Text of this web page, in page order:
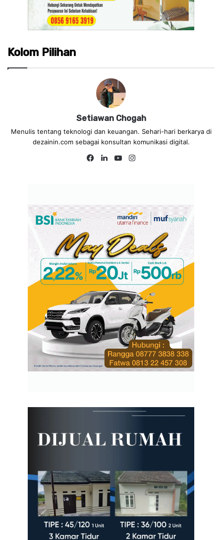
Kolom Pilihan
Setiawan Chogah
Menulis tentang teknologi dan keuangan. Sehari-hari berkarya di
dezainin.com sebagai konsultan komunikasi digital.
Fa
Lin
Yo